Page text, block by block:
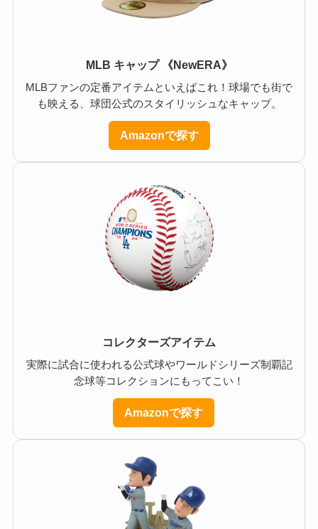
MLB キャップ 《NewERA》
MLBファンの定番アイテムといえばこれ！球場でも街で
も映える、球団公式のスタイリッシュなキャップ。
Amazonで探す
コレクターズアイテム
実際に試合に使われる公式球やワールドシリーズ制覇記
念球等コレクションにもってこい！
Amazonで探す